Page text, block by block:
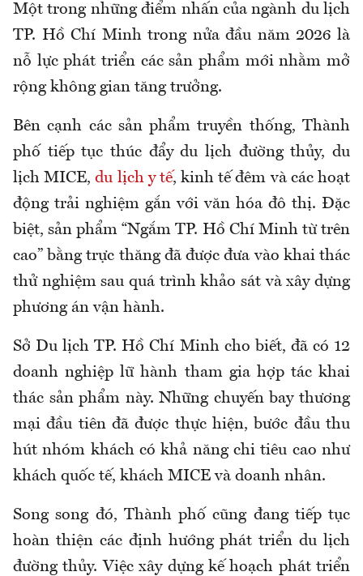
Một trong những điểm nhấn của ngành du lịch
TP. Hồ Chí Minh trong nửa đầu năm 2026 là
nỗ lực phát triển các sản phẩm mới nhằm mở
rộng không gian tăng trưởng.
Bên cạnh các sản phẩm truyền thống, Thành
phố tiếp tục thúc đẩy du lịch đường thủy, du
lịch MICE,du lịch y tế, kinh tế đêm và các hoạt
động trải nghiệm gắn với văn hóa đô thị. Đặc
biệt, sản phẩm “Ngắm TP. Hồ Chí Minh từ trên
cao” bằng trực thăng đã được đưa vào khai thác
thử nghiệm sau quá trình khảo sát và xây dựng
phương án vận hành.
Sở Du lịch TP. Hồ Chí Minh cho biết, đã có 12
doanh nghiệp lữ hành tham gia hợp tác khai
thác sản phẩm này. Những chuyến bay thương
mại đầu tiên đã được thực hiện, bước đầu thu
hút nhóm khách có khả năng chi tiêu cao như
khách quốc tế, khách MICE và doanh nhân.
Song song đó, Thành phốcũngđang tiếp tục
hoàn thiện các định hướng phát triển du lịch
đường thủy. Việc xây dựng kế hoạch phát triển